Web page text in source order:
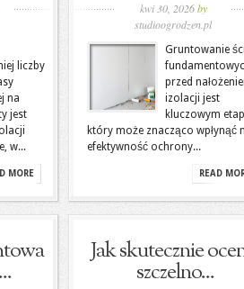
liczby
na
jest
w...
MORE
kwi 30, 2026by
studioogrodzen.pl
Gruntowanie
przed
izolacji jest
kluczowym
który może znacząco wpłynąć
efektywność ochrony...
READ
Jak skutecznie
szczelno...